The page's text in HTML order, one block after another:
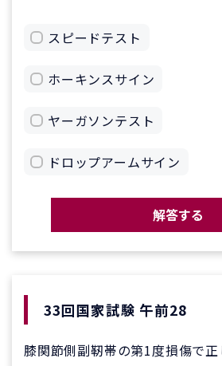
スピードテスト
ホーキンスサイン
ヤーガソンテスト
ドロップアームサイン
解答する
33回国家試験 午前28
膝関節側副靭帯の第1度損傷で正